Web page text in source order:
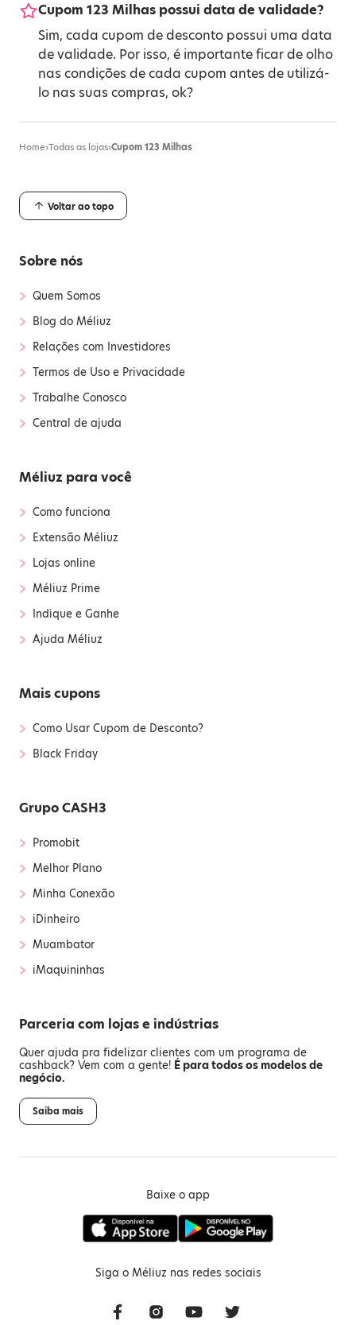
Cupom 123 Milhas possui data de validade?
Sim, cada cupom de desconto possui uma data
de validade. Por isso, é importante ficar de olho
nas condições de cada cupom antes de utilizá-
lo nas suas compras, ok?
Home›Todas as lojas›Cupom 123 Milhas
Voltar ao topo
Sobre nós
› Quem Somos
› Blog do Méliuz
› Relações com Investidores
› Termos de Uso e Privacidade
› Trabalhe Conosco
› Central de ajuda
Méliuz para você
› Como funciona
› Extensão Méliuz
› Lojas online
› Méliuz Prime
› Indique e Ganhe
› Ajuda Méliuz
Mais cupons
› Como Usar Cupom de Desconto?
› Black Friday
Grupo CASH3
› Promobit
› Melhor Plano
› Minha Conexão
› iDinheiro
› Muambator
› iMaquininhas
Parceria com lojas e indústrias
Quer ajuda pra fidelizar clientes com um programa de
cashback? Vem com a gente! É para todos os modelos de
negócio.
Saiba mais
Baixe o app
Siga o Méliuz nas redes sociais